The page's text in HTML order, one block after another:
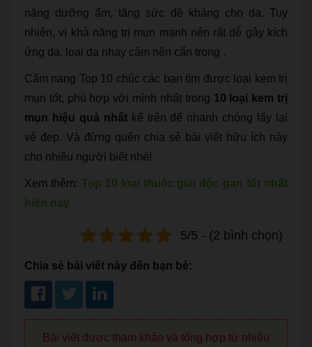
năng dưỡng ẩm, tăng sức đề kháng cho da. Tuy
nhiên, vì khả năng trị mụn mạnh nên rất dễ gây kích
ứng da, loại da nhạy cảm nên cẩn trọng .
Cẩm nang Top 10 chúc các bạn tìm được loại kem trị
mụn tốt, phù hợp với mình nhất trong 10 loại kem trị
mụn hiệu quả nhấtkể trên để nhanh chóng lấy lại
vẻ đẹp. Và đừng quên chia sẻ bài viết hữu ích này
cho nhiều người biết nhé!
Xem thêm: Top 10 loại thuốc giải độc gan tốt nhất
hiện nay
5/5 - (2 bình chọn)
Chia sẻ bài viết này đến bạn bè:
Bài viết được tham khảo và tổng hợp từ nhiều